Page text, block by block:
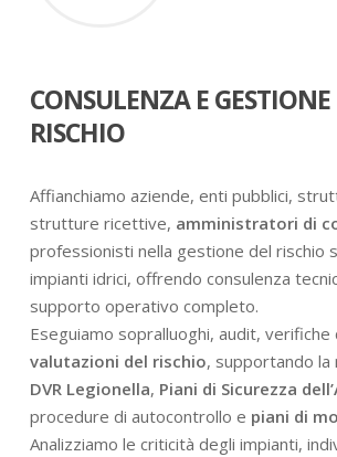
CONSULENZA E
RISCHIO
Affianchiamo aziende, enti pubblici,
strutture ricettive, amministratori di
professionisti nella gestione del rischio
impianti idrici, offrendo consulenza
supporto operativo completo.
Eseguiamo sopralluoghi, audit, verifiche
valutazioni del rischio, supportando la
DVR Legionella, Piani di Sicurezza
procedure di autocontrollo e piani di
Analizziamo le criticità degli impianti,